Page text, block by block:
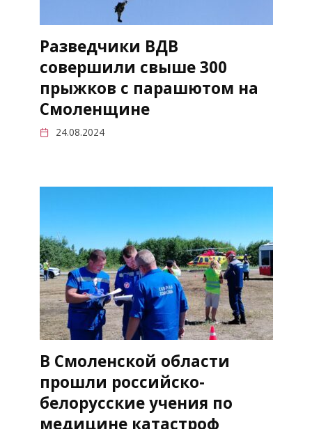
Разведчики ВДВ
совершили свыше 300
прыжков с парашютом на
Смоленщине
24.08.2024
В Смоленской области
прошли российско-
белорусские учения по
медицине катастроф